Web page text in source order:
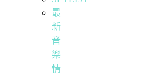
最
新
音
樂
情